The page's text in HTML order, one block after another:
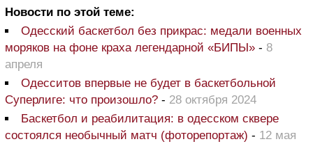
Новости по этой теме:
Одесский баскетбол без прикрас: медали военных
моряков на фоне краха легендарной «БИПЫ» - 8
апреля
Одесситов впервые не будет в баскетбольной
Суперлиге: что произошло? - 28 октября 2024
Баскетбол и реабилитация: в одесском сквере
состоялся необычный матч (фоторепортаж) - 12 мая